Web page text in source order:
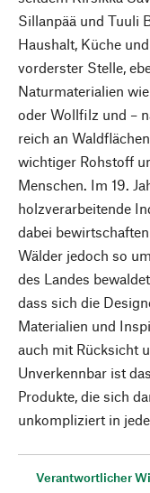
Sillanpää und Tuuli
Haushalt, Küche
vorderster Stelle,
Naturmaterialien
oder Wollfilz und –
reich an
wichtiger Rohstoff
Menschen. Im 19.
holzverarbeitende
dabei
Wälder jedoch so
des Landes
dass sich die
Materialien und
auch mit Rücksicht
Unverkennbar ist
Produkte, die sich
unkompliziert in
Verantwortlicher